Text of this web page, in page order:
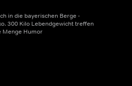
in die bayerischen Berge -
300 Kilo Lebendgewicht treffen
Menge Humor